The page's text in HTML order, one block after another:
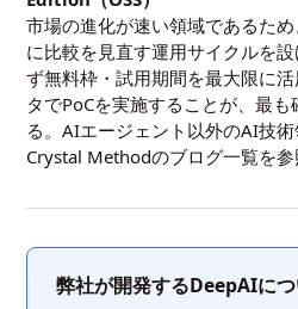
市場の進化が速い領域であるた
に比較を見直す運用サイクルを
ず無料枠・試用期間を最大限に
タでPoCを実施することが、最
る。AIエージェント以外のAI技術
Crystal Methodのブログ一覧を参
弊社が開発するDeepAIに